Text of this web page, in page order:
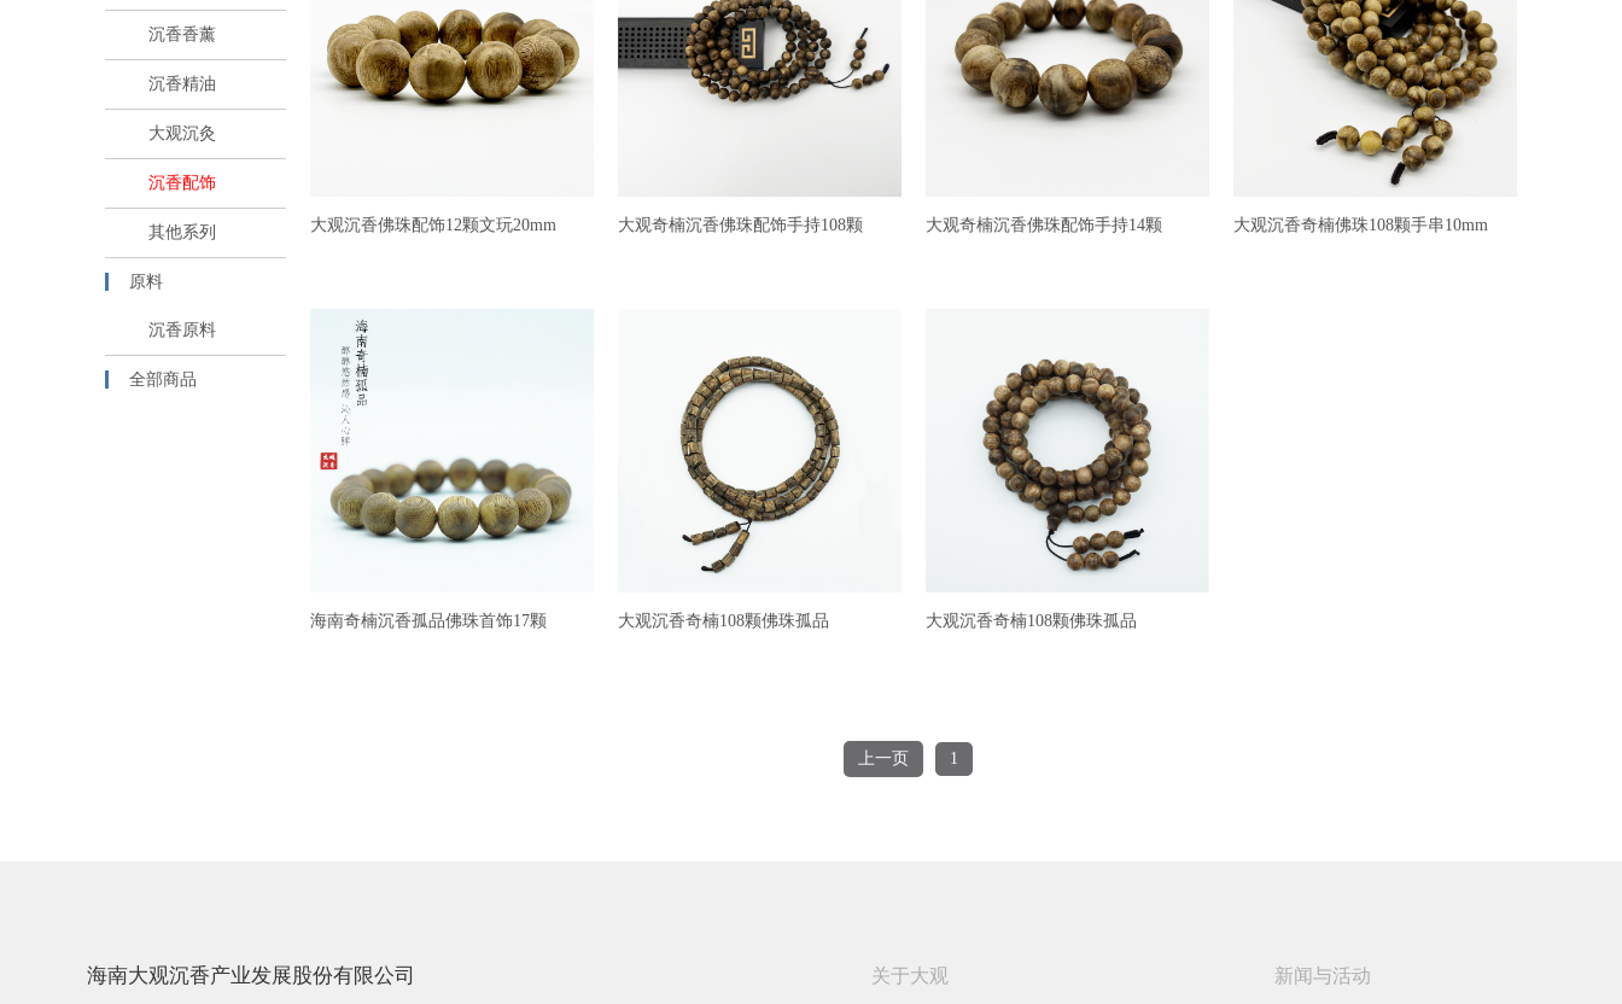
沉香香薰
沉香精油
大观沉灸
沉香配饰
其他系列
原料
沉香原料
全部商品
大观沉香佛珠配饰12颗文玩20mm 大观奇楠沉香佛珠配饰手持108颗 大观奇楠沉香佛珠配饰手持14颗 大观沉香奇楠佛珠108颗手串10mm
海南奇楠沉香孤品佛珠首饰17颗 大观沉香奇楠108颗佛珠孤品 大观沉香奇楠108颗佛珠孤品
上一页 1
海南大观沉香产业发展股份有限公司 关于大观 新闻与活动